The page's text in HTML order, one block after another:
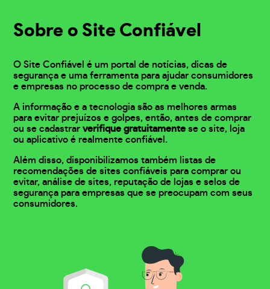
Sobre o Site Confiável
O Site Confiável é um portal de notícias, dicas de
segurança e uma ferramenta para ajudar consumidores
e empresas no processo de compra e venda.
A informação e a tecnologia são as melhores armas
para evitar prejuízos e golpes, então, antes de comprar
ou se cadastrarverifique gratuitamente se o site, loja
ou aplicativo é realmente confiável.
Além disso, disponibilizamos também listas de
recomendações de sites confiáveis para comprar ou
evitar, análise de sites, reputação de lojas e selos de
segurança para empresas que se preocupam com seus
consumidores.